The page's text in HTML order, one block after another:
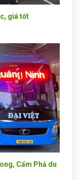
giá tốt
Cẩm Phả du